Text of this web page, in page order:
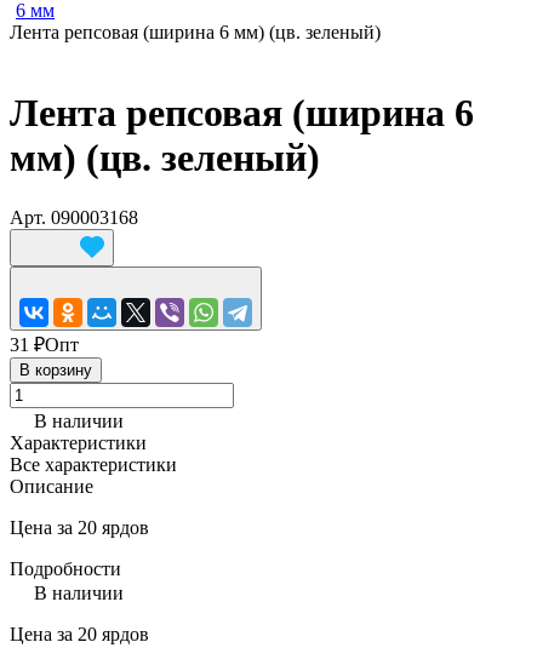
6 мм
Лента репсовая (ширина 6 мм) (цв. зеленый)
Лента репсовая (ширина 6
мм) (цв. зеленый)
Арт. 090003168
31 ₽Опт
В корзину
В наличии
Характеристики
Все характеристики
Описание
Цена за 20 ярдов
Подробности
В наличии
Цена за 20 ярдов